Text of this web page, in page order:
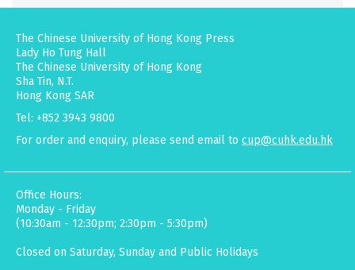
The Chinese University of Hong Kong Press
Lady Ho Tung Hall
The Chinese University of Hong Kong
Sha Tin, N.T.
Hong Kong SAR
Tel: +852 3943 9800
For order and enquiry, please send email to cup@cuhk.edu.hk
Office Hours:
Monday - Friday
(10:30am - 12:30pm; 2:30pm - 5:30pm)
Closed on Saturday, Sunday and Public Holidays